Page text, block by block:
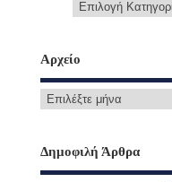
Αρχείο
Δημοφιλή Άρθρα